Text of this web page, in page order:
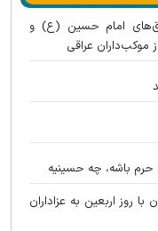
امام حسین (ع) و
موکب‌داران عراقی
حرم باشه، چه حسینیه
روز اربعین به عزاداران